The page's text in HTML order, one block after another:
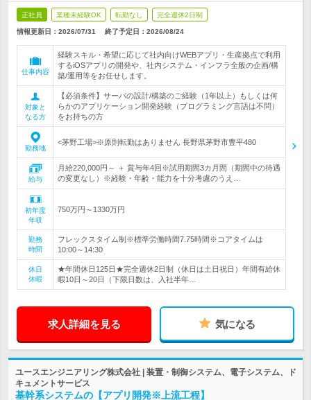
正社員 業種未経験OK 転勤なし 完全週休2日制
情報更新日：2026/07/31 終了予定日： 2026/08/24
仕事内容
経験スキル・希望に応じて社内向けWEBアプリ・生産拠点で利用
するiOSアプリの開発や、社内システム・インフラ全般の企画/構
築/運用等をお任せします。
対象と
なる方
【必須条件】サーバの設計/構築のご経験（1年以上）もしくは何
らかのアプリケーション開発経験（プログラミング言語は不問）
をお持ちの方
勤務地
<茅野工場>※原則転勤はありません 長野県茅野市豊平480
給与
月給220,000円～ ＋ 賞与年4回※試用期間3カ月間（期間中の待遇
の変更なし）※経験・年齢・能力を十分考慮のうえ…
初年度
年収
750万円～1330万円
勤務
時間
フレックスタイム制※標準労働時間7.75時間※コアタイムは
10:00～14:30
休日
休暇
★年間休日125日★完全週休2日制（休日は土日祝日）年間有給休
暇10日～20日（下限日数は、入社半年…
求人詳細を見る 気になる
ユースエンジニアリング株式会社 | 装置・制御システム、電子システム、ド
キュメントサービス
基幹系システムの【アプリ開発※上流工程】